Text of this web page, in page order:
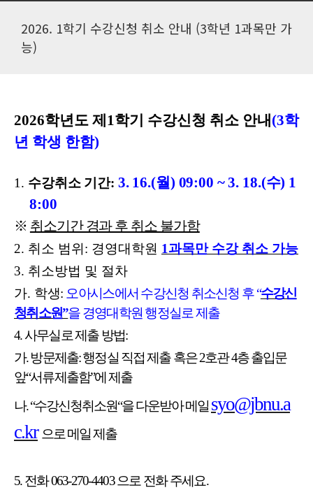
2026. 1학기 수강신청 취소 안내 (3학년 1과목만 가
능)
2026학년도 제 1학기 수강신청 취소 안내 (3학
년 학생 한함)
1. 수강취소 기간: 3. 16.(월) 09:00 ~ 3. 18.(수) 1
8:00
※ 취소기간 경과 후 취소 불가함
2. 취소 범위 : 경영대학원 1과목만 수강 취소 가능
3. 취소방법 및 절차
가. 학생: 오아시스에서 수강신청 취소신청 후“수강신
청취소원”을 경영대학원 행정실로 제출
4.사무실로 제출 방법:
가.방문제출:행정실 직접 제출 혹은2호관4층 출입문
앞“서류제출함”에 제출
나. “수강신청취소원“을 다운받아 메일 syo@jbnu.a
c.kr 으로 메일 제출
5.전화063-270-4403 으로 전화 주세요.